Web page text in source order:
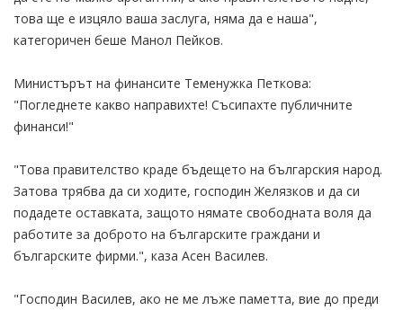
това ще е изцяло ваша заслуга, няма да е наша",
категоричен беше Манол Пейков.
Министърът на финансите Теменужка Петкова:
"Погледнете какво направихте! Съсипахте публичните
финанси!"
"Това правителство краде бъдещето на българския народ.
Затова трябва да си ходите, господин Желязков и да си
подадете оставката, защото нямате свободната воля да
работите за доброто на българските граждани и
българските фирми.", каза Асен Василев.
"Господин Василев, ако не ме лъже паметта, вие до преди